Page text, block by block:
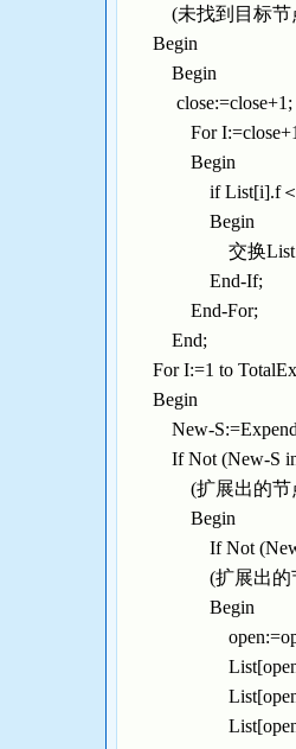
(未找到目标节
Begin
Begin
For I:=close+1
Begin
if List[i].f＜
Begin
交换List[i]
End-If;
End-For;
End;
For I:=1 to
Begin
New-
If Not (New-S in
(扩展出的节点
Begin
If Not (New-S
(扩展出的节
Begin